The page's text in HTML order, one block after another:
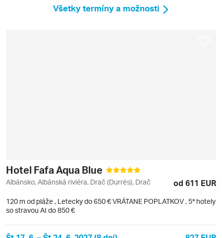
Všetky termíny a možnosti
Hotel Fafa Aqua Blue
Albánsko, Albánská riviéra, Drač (Durrës), Drač od 611 EUR
120 m od pláže , Letecky do 650 € VRÁTANE POPLATKOV , 5* hotely
so stravou AI do 850 €